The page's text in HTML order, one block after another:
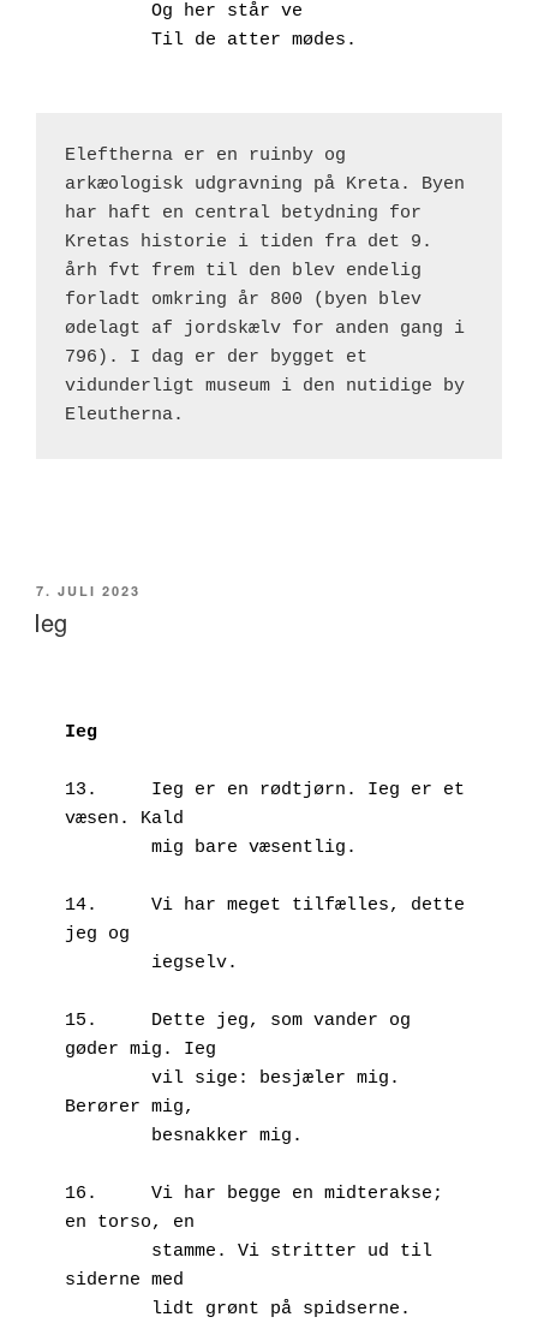
        Og her står ve
        Til de atter mødes.
Eleftherna er en ruinby og
arkæologisk udgravning på Kreta. Byen
har haft en central betydning for
Kretas historie i tiden fra det 9.
årh fvt frem til den blev endelig
forladt omkring år 800 (byen blev
ødelagt af jordskælv for anden gang i
796). I dag er der bygget et
vidunderligt museum i den nutidige by
Eleutherna.
UDGIVET
DEN
7. JULI 2023
Ieg
13.	Ieg er en rødtjørn. Ieg er et
væsen. Kald
14.	Vi har meget tilfælles, dette
jeg og
15.	Dette jeg, som vander og
gøder mig. Ieg
Berører mig,
16.	Vi har begge en midterakse;
en torso, en
siderne med